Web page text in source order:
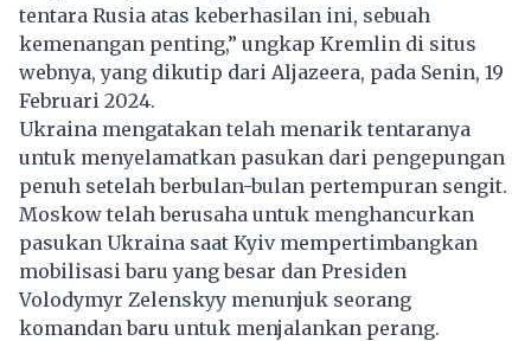
tentara Rusia atas keberhasilan ini, sebuah
kemenangan penting,” ungkap Kremlin di situs
webnya, yang dikutip dari Aljazeera, pada Senin, 19
Februari 2024.
Ukraina mengatakan telah menarik tentaranya
untuk menyelamatkan pasukan dari pengepungan
penuh setelah berbulan-bulan pertempuran sengit.
Moskow telah berusaha untuk menghancurkan
pasukan Ukraina saat Kyiv mempertimbangkan
mobilisasi baru yang besar dan Presiden
Volodymyr Zelenskyy menunjuk seorang
komandan baru untuk menjalankan perang.